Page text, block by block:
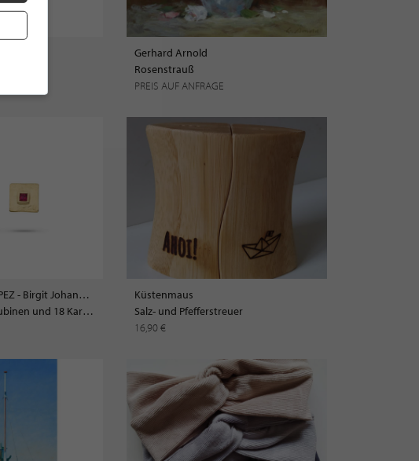
Gerhard Arnold
Rosenstrauß
PREIS AUF ANFRAGE
Goldschmiede TRAPEZ - Birgit Johannsen
Ohrschmuck mit Rubinen und 18 Karat Gold
Küstenmaus
Salz- und Pfefferstreuer
16,90 €